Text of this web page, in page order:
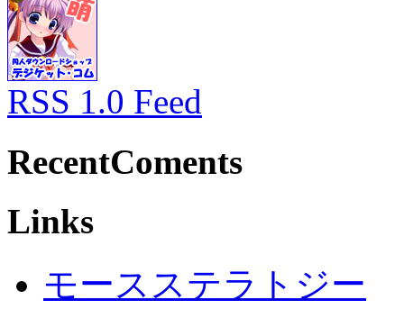
RSS 1.0 Feed
RecentComents
Links
モースステラトジー